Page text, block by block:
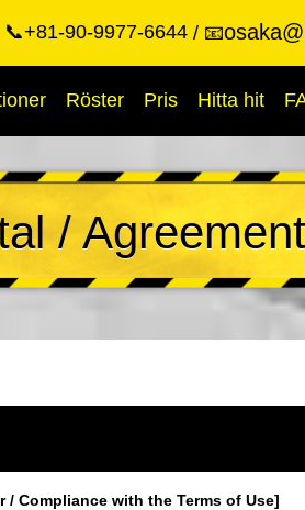
📞+81-90-9977-6644 📧
Röster Pris Hitta hit
/ Agreement
Compliance with the Terms of Use]